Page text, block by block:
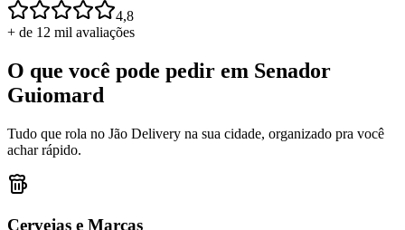
4,8
+ de 12 mil avaliações
O que você pode pedir em Senador
Guiomard
Tudo que rola no Jão Delivery na sua cidade, organizado pra você
achar rápido.
Cervejas e Marcas